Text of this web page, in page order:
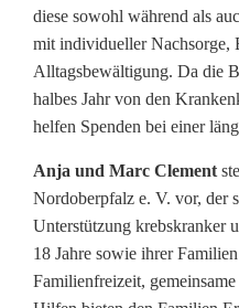
K
u
n
e
r
s
diese sowohl während als
mit individueller Nachsorge,
Alltagsbewältigung. Da die
halbes Jahr von den
helfen Spenden bei einer
Anja und Marc Clement
Nordoberpfalz e. V. vor, der
Unterstützung krebskranker
18 Jahre sowie ihrer
Familienfreizeit,